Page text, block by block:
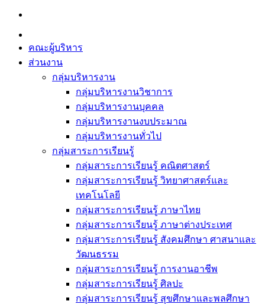
Skip
content
คณะผู้บริหาร
ส่วนงาน
กลุ่มบริหารงาน
กลุ่มบริหารงานวิชาการ
กลุ่มบริหารงานบุคคล
กลุ่มบริหารงานงบประมาณ
กลุ่มบริหารงานทั่วไป
กลุ่มสาระการเรียนรู้
กลุ่มสาระการเรียนรู้ คณิตศาสตร์
กลุ่มสาระการเรียนรู้ วิทยาศาสตร์และ
เทคโนโลยี
กลุ่มสาระการเรียนรู้ ภาษาไทย
กลุ่มสาระการเรียนรู้ ภาษาต่างประเทศ
กลุ่มสาระการเรียนรู้ สังคมศึกษา ศาสนาและ
วัฒนธรรม
กลุ่มสาระการเรียนรู้ การงานอาชีพ
กลุ่มสาระการเรียนรู้ ศิลปะ
กลุ่มสาระการเรียนรู้ สุขศึกษาและพลศึกษา